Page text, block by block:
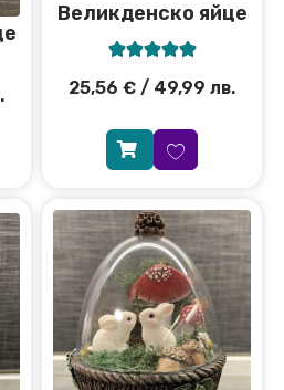
Великденско яйце

25,56 € / 49,99 лв.